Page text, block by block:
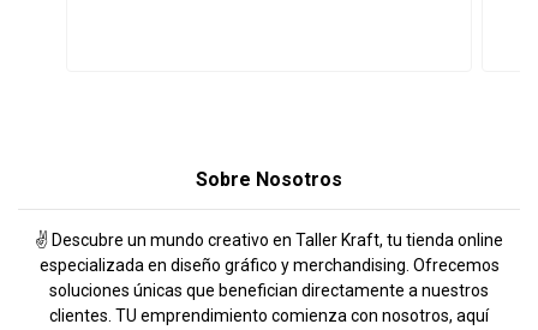
Sobre Nosotros
✌️ Descubre un mundo creativo en Taller Kraft, tu tienda online
especializada en diseño gráfico y merchandising. Ofrecemos
soluciones únicas que benefician directamente a nuestros
clientes. TU emprendimiento comienza con nosotros, aquí